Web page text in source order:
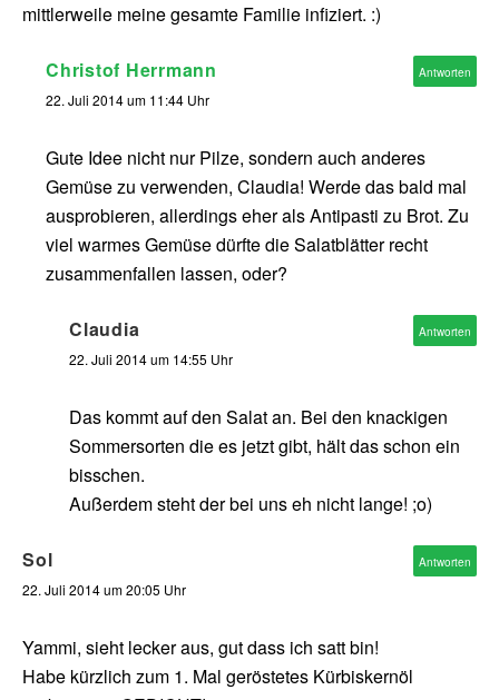
mittlerweile meine gesamte Familie infiziert. :)
Christof Herrmann
22. Juli 2014 um 11:44 Uhr
Gute Idee nicht nur Pilze, sondern auch anderes
Gemüse zu verwenden, Claudia! Werde das bald mal
ausprobieren, allerdings eher als Antipasti zu Brot. Zu
viel warmes Gemüse dürfte die Salatblätter recht
zusammenfallen lassen, oder?
Antworten
Claudia
22. Juli 2014 um 14:55 Uhr
Das kommt auf den Salat an. Bei den knackigen
Sommersorten die es jetzt gibt, hält das schon ein
bisschen.
Außerdem steht der bei uns eh nicht lange! ;o)
Antworten
Sol
22. Juli 2014 um 20:05 Uhr
Yammi, sieht lecker aus, gut dass ich satt bin!
Habe kürzlich zum 1. Mal geröstetes Kürbiskernöl
Antworten